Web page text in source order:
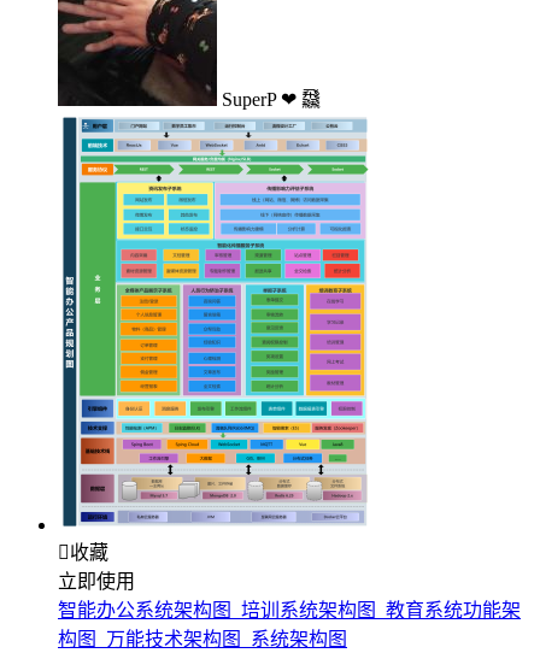
SuperP ❤ 飝
收藏
立即使用
智能办公系统架构图_培训系统架构图_教育系统功能架
构图_万能技术架构图_系统架构图